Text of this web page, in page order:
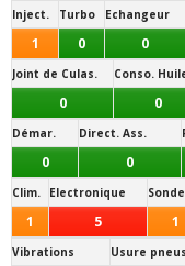
Inject. Turbo Echangeur
1 0 0
Joint de Culas. Conso.
0 0
Démar. Direct. Ass.
0 0
Clim. Electronique
1 5 1
Vibrations Usure pneus